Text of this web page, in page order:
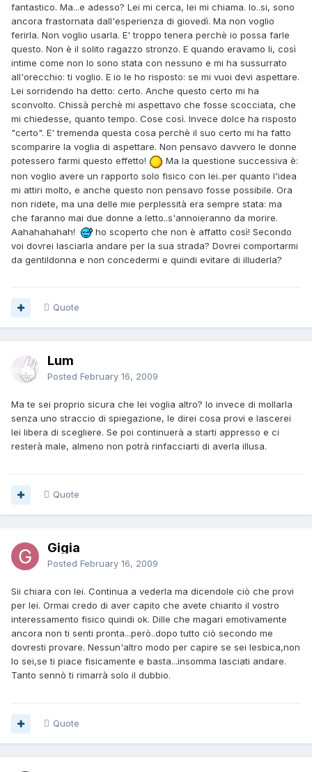
fantastico. Ma...e adesso? Lei mi cerca, lei mi chiama. Io..si, sono
ancora frastornata dall'esperienza di giovedì. Ma non voglio
ferirla. Non voglio usarla. E' troppo tenera perchè io possa farle
questo. Non è il solito ragazzo stronzo. E quando eravamo li, così
intime come non lo sono stata con nessuno e mi ha sussurrato
all'orecchio: ti voglio. E io le ho risposto: se mi vuoi devi aspettare.
Lei sorridendo ha detto: certo. Anche questo certo mi ha
sconvolto. Chissà perchè mi aspettavo che fosse scocciata, che
mi chiedesse, quanto tempo. Cose così. Invece dolce ha risposto
"certo". E' tremenda questa cosa perchè il suo certo mi ha fatto
scomparire la voglia di aspettare. Non pensavo davvero le donne
potessero farmi questo effetto!
Ma la questione successiva è:
non voglio avere un rapporto solo fisico con lei..per quanto l'idea
mi attiri molto, e anche questo non pensavo fosse possibile. Ora
non ridete, ma una delle mie perplessità era sempre stata: ma
che faranno mai due donne a letto..s'annoieranno da morire.
Aahahahahah!
ho scoperto che non è affatto così! Secondo
voi dovrei lasciarla andare per la sua strada? Dovrei comportarmi
da gentildonna e non concedermi e quindi evitare di illuderla?
Quote
Lum
Posted February 16, 2009
Ma te sei proprio sicura che lei voglia altro? Io invece di mollarla
senza uno straccio di spiegazione, le direi cosa provi e lascerei
lei libera di scegliere. Se poi continuerà a starti appresso e ci
resterà male, almeno non potrà rinfacciarti di averla illusa.
Quote
Gigia
Posted February 16, 2009
Sii chiara con lei. Continua a vederla ma dicendole ciò che provi
per lei. Ormai credo di aver capito che avete chiarito il vostro
interessamento fisico quindi ok. Dille che magari emotivamente
ancora non ti senti pronta...però..dopo tutto ciò secondo me
dovresti provare. Nessun'altro modo per capire se sei lesbica,non
lo sei,se ti piace fisicamente e basta...insomma lasciati andare.
Tanto sennò ti rimarrà solo il dubbio.
Quote